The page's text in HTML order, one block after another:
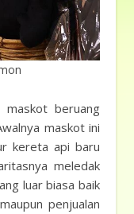
maskot beruang
maskot ini
kereta api baru
meledak
luar biasa baik
penjualan